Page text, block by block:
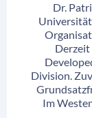
Dr.
Derzeit
Division.
Im